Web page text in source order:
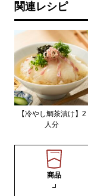
関連レシピ
【冷やし鯛茶漬け】2
人分
商品